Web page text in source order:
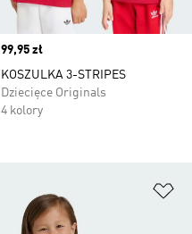
Price
99,95 zł
KOSZULKA 3-STRIPES
Dziecięce Originals
4 kolory